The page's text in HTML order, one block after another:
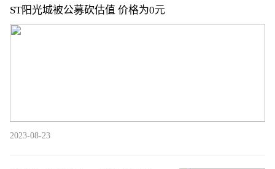
ST阳光城被公募砍估值 价格为0元
2023-08-23